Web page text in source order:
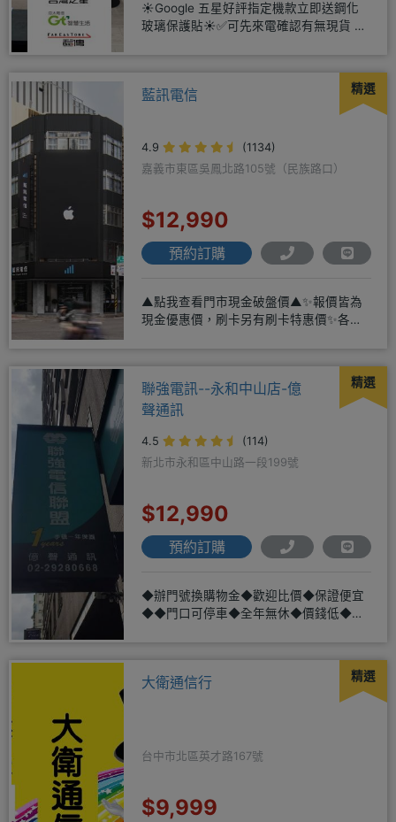
☀️Google 五星好評指定機款立即送鋼化
玻璃保護貼☀️✅可先來電確認有無現貨 ☎️
精選
藍訊電信
4.9
(1134)
嘉義市東區吳鳳北路105號（民族路口）
$12,990
預約訂購
▲點我查看門市現金破盤價▲✨報價皆為
現金優惠價，刷卡另有刷卡特惠價✨各大
精選
聯強電訊--永和中山店-億
聲通訊
4.5
(114)
新北市永和區中山路一段199號
$12,990
預約訂購
◆辦門號換購物金◆歡迎比價◆保證便宜
◆◆門口可停車◆全年無休◆價錢低◆服
精選
大衛通信行
台中市北區英才路167號
$9,999